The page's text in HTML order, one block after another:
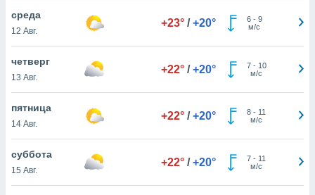
нашей
cookie
cookie
в
нашего
среда
12 Авг.
+23° / +20° 6- 9
м/с
четверг
13 Авг.
+22° / +20° 7- 10
м/с
пятница
14 Авг.
+22° / +20° 8- 11
м/с
суббота
15 Авг.
+22° / +20° 7- 11
м/с